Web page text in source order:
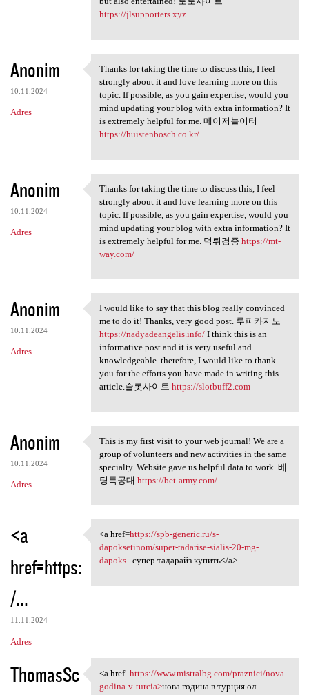
https://jlsupporters.xyz
Anonim
10.11.2024
Adres
Thanks for taking the time to
Thanks for taking the time to discuss this, I feel
strongly about it and love learning more on this
topic. If possible, as you gain expertise, would you
mind updating your blog with extra information? It
is extremely helpful for me. 메이저놀이터
https://huistenbosch.co.kr/
Anonim
10.11.2024
Adres
Thanks for taking the time to
Thanks for taking the time to discuss this, I feel
strongly about it and love learning more on this
topic. If possible, as you gain expertise, would you
mind updating your blog with extra information? It
is extremely helpful for me. 먹튀검증 https://mt-
way.com/
Anonim
10.11.2024
Adres
I would like to say that this
I would like to say that this blog really convinced
me to do it! Thanks, very good post. 루피카지노
https://nadyadeangelis.info/I think this is an
informative post and it is very useful and
knowledgeable. therefore, I would like to thank
you for the efforts you have made in writing this
article.슬롯사이트 https://slotbuff2.com
Anonim
10.11.2024
Adres
This is my first visit to
This is my first visit to your web journal! We are a
group of volunteers and new activities in the same
specialty. Website gave us helpful data to work. 베
팅특공대 https://bet-army.com/
<a
href=https:
/...
11.11.2024
Adres
<a href=https://spb-generic
<a href=https://spb-generic.ru/s-
dapoksetinom/super-tadarise-sialis-20-mg-
dapoks...супер тадарайз купить</a>
ThomasSc
<a href=https://www.mistralbg
<a href=https://www.mistralbg.com/praznici/nova-
godina-v-turcia>нова година в турция ол